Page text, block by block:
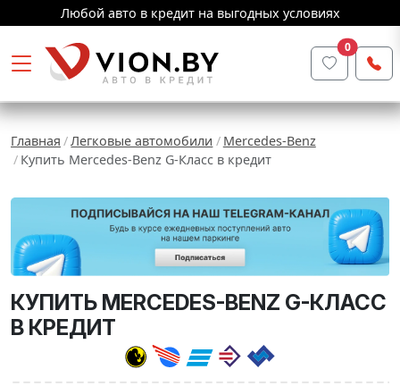
Любой авто в кредит на выгодных условиях
0
Главная Легковые автомобили
Mercedes-Benz
Купить Mercedes-Benz G-Класс в кредит
КУПИТЬ MERCEDES-BENZ G-КЛАСС
В КРЕДИТ